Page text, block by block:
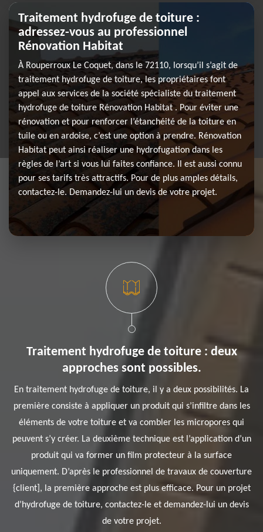
Traitement hydrofuge de toiture :
adressez-vous au professionnel
Rénovation Habitat
À Rouperroux Le Coquet, dans le 72110, lorsqu’il s’agit de
traitement hydrofuge de toiture, les propriétaires font
appel aux services de la société spécialiste du traitement
hydrofuge de toiture Rénovation Habitat . Pour éviter une
rénovation et pour renforcer l’étanchéité de la toiture en
tuile ou en ardoise, c’est une option à prendre. Rénovation
Habitat peut ainsi réaliser une hydrofugation dans les
règles de l’art si vous lui faites confiance. Il est aussi connu
pour ses tarifs très attractifs. Pour de plus amples détails,
contactez-le. Demandez-lui un devis de votre projet.
Traitement hydrofuge de toiture : deux
approches sont possibles.
En traitement hydrofuge de toiture, il y a deux possibilités. La
première consiste à appliquer un produit qui s’infiltre dans les
éléments de votre toiture et va combler les micropores qui
peuvent s’y créer. La deuxième technique est l’application d’un
produit qui va former un film protecteur à la surface
uniquement. D’après le professionnel de travaux de couverture
{client], la première approche est plus efficace. Pour un projet
d’hydrofuge de toiture, contactez-le et demandez-lui un devis
de votre projet.